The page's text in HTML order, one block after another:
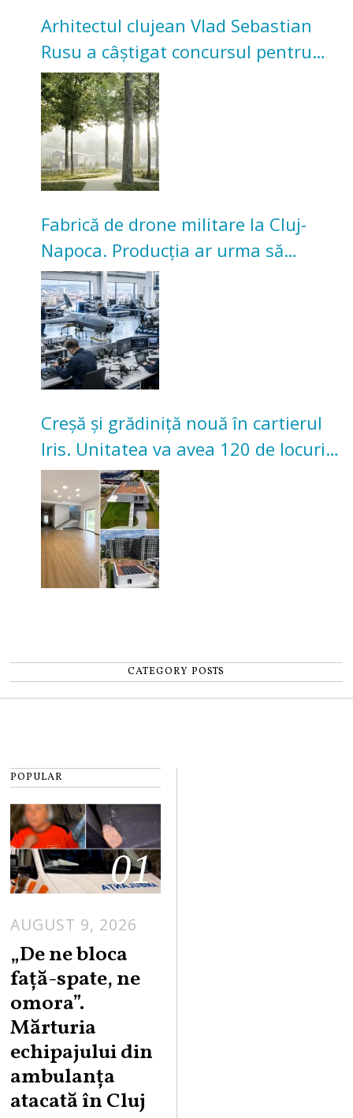
Arhitectul clujean Vlad Sebastian
Rusu a câștigat concursul pentru
transformarea Grădinii Casei
Universitarilor
Fabrică de drone militare la Cluj-
Napoca. Producția ar urma să
înceapă în toamna acestui an
Creșă și grădiniță nouă în cartierul
Iris. Unitatea va avea 120 de locuri
pentru copii
CATEGORY POSTS
POPULAR
01
AUGUST 9, 2026
„De ne bloca
față-spate, ne
omora”.
Mărturia
echipajului din
ambulanța
atacată în Cluj